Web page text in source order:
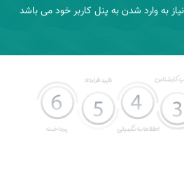
به وارد شدن به پنل کاربر خود می باشد